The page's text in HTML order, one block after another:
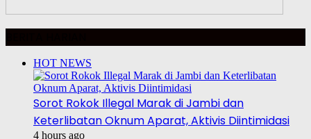
HOT NEWS
Sorot Rokok Illegal Marak di Jambi dan
Keterlibatan Oknum Aparat, Aktivis Diintimidasi
4 hours ago